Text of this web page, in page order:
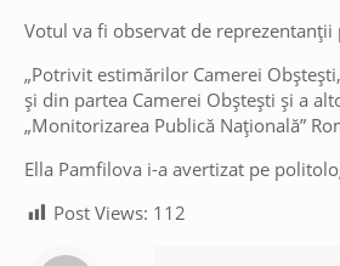
Votul va fi observat de
„Potrivit estimărilor Camerei
și din partea Camerei Obștești și a
„Monitorizarea Publică Națională”
Ella Pamfilova i-a avertizat pe
Post Views: 112